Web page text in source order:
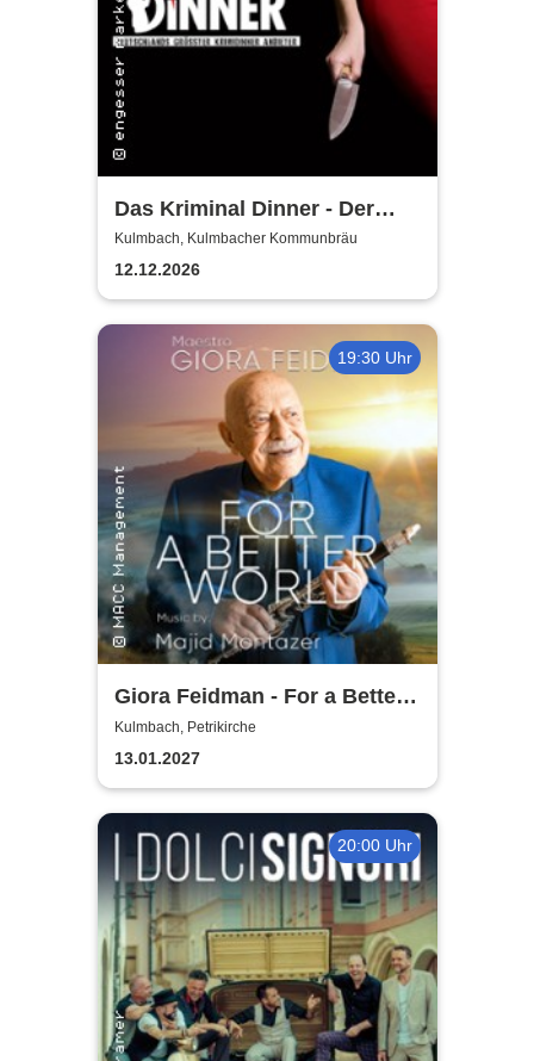
Das Kriminal Dinner - Der
letzte Joint der Marie Juana
Kulmbach, Kulmbacher Kommunbräu
12.12.2026
19:30 Uhr
Giora Feidman - For a Better
World
Kulmbach, Petrikirche
13.01.2027
20:00 Uhr